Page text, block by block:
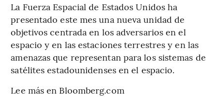
La Fuerza Espacial de Estados Unidos ha
presentado este mes una nueva unidad de
objetivos centrada en los adversarios en el
espacio y en las estaciones terrestres y en las
amenazas que representan para los sistemas de
satélites estadounidenses en el espacio.
Lee más en Bloomberg.com